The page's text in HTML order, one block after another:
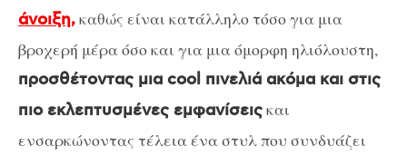
άνοιξη,καθώς είναι κατάλληλο τόσο για μια
βροχερή μέρα όσο και για μια όμορφη ηλιόλουστη,
προσθέτοντας μια cool πινελιά ακόμα και στις
πιο εκλεπτυσμένες εμφανίσειςκαι
ενσαρκώνοντας τέλεια ένα στυλ που συνδυάζει